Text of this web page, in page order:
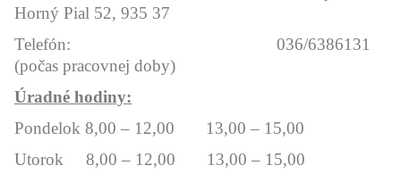
Horný Pial 52, 935 37
Telefón: 036/6386131
(počas pracovnej doby)
Úradné hodiny:
Pondelok 8,00 – 12,00 13,00 – 15,00
Utorok 8,00 – 12,00 13,00 – 15,00